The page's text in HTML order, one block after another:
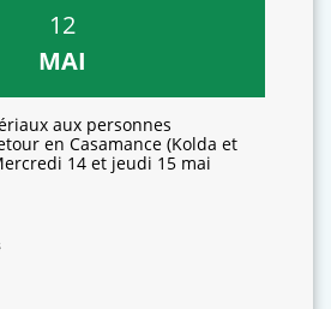
12
MAI
aux personnes
en Casamance (Kolda et
14 et jeudi 15 mai